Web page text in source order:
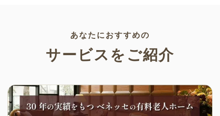
あなたにおすすめの
サービスをご紹介